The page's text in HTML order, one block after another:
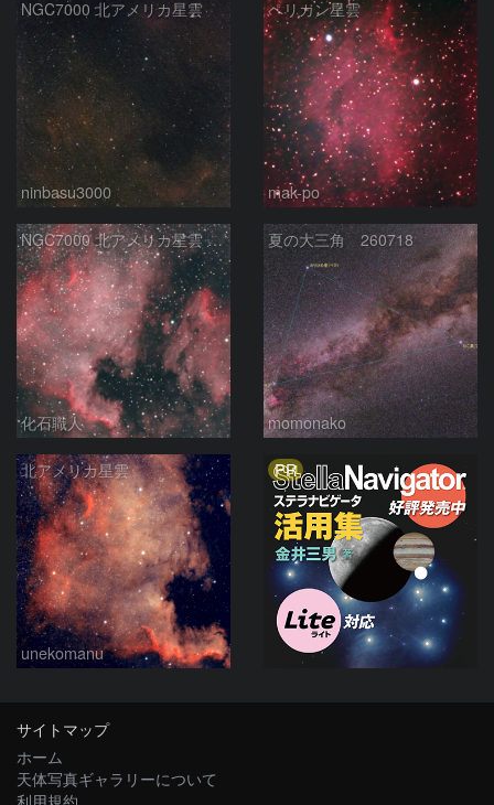
NGC7000 北アメリカ星雲
ninbasu3000
ペリカン星雲
mak-po
NGC7000 北アメリカ星雲 IC5067~5070 ペリカン星雲 はくちょう座
化石職人
夏の大三角 260718
momonako
北アメリカ星雲
unekomanu
PR
サイトマップ
ホーム
天体写真ギャラリーについて